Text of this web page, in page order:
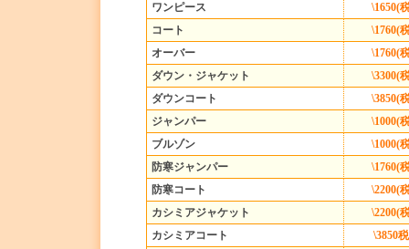
ワンピース
\1650(
コート
\1760(
オーバー
\1760(
ダウン・ジャケット
\3300(
ダウンコート
\3850(
ジャンパー
\1000(
ブルゾン
\1000(
防寒ジャンパー
\1760(
防寒コート
\2200(
カシミアジャケット
\2200(
カシミアコート
\3850